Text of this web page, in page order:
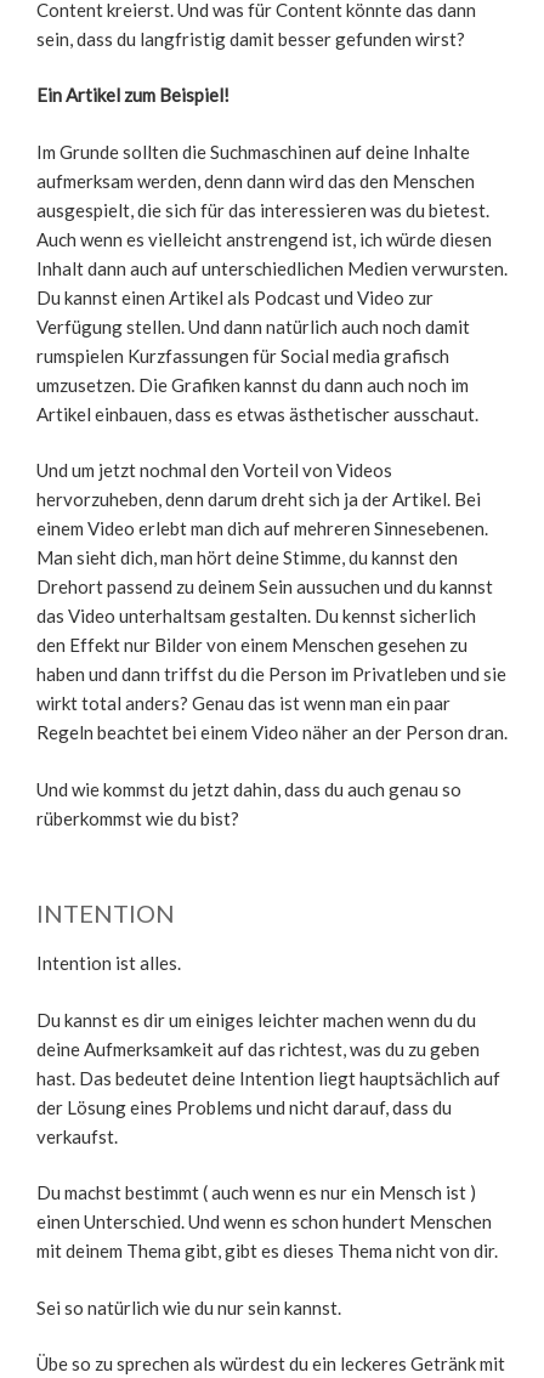
Content kreierst. Und was für Content könnte das dann
sein, dass du langfristig damit besser gefunden wirst?
Ein Artikel zum Beispiel!
Im Grunde sollten die Suchmaschinen auf deine Inhalte
aufmerksam werden, denn dann wird das den Menschen
ausgespielt, die sich für das interessieren was du bietest.
Auch wenn es vielleicht anstrengend ist, ich würde diesen
Inhalt dann auch auf unterschiedlichen Medien verwursten.
Du kannst einen Artikel als Podcast und Video zur
Verfügung stellen. Und dann natürlich auch noch damit
rumspielen Kurzfassungen für Social media grafisch
umzusetzen. Die Grafiken kannst du dann auch noch im
Artikel einbauen, dass es etwas ästhetischer ausschaut.
Und um jetzt nochmal den Vorteil von Videos
hervorzuheben, denn darum dreht sich ja der Artikel. Bei
einem Video erlebt man dich auf mehreren Sinnesebenen.
Man sieht dich, man hört deine Stimme, du kannst den
Drehort passend zu deinem Sein aussuchen und du kannst
das Video unterhaltsam gestalten. Du kennst sicherlich
den Effekt nur Bilder von einem Menschen gesehen zu
haben und dann triffst du die Person im Privatleben und sie
wirkt total anders? Genau das ist wenn man ein paar
Regeln beachtet bei einem Video näher an der Person dran.
Und wie kommst du jetzt dahin, dass du auch genau so
rüberkommst wie du bist?
INTENTION
Intention ist alles.
Du kannst es dir um einiges leichter machen wenn du du
deine Aufmerksamkeit auf das richtest, was du zu geben
hast. Das bedeutet deine Intention liegt hauptsächlich auf
der Lösung eines Problems und nicht darauf, dass du
verkaufst.
Du machst bestimmt ( auch wenn es nur ein Mensch ist )
einen Unterschied. Und wenn es schon hundert Menschen
mit deinem Thema gibt, gibt es dieses Thema nicht von dir.
Sei so natürlich wie du nur sein kannst.
Übe so zu sprechen als würdest du ein leckeres Getränk mit